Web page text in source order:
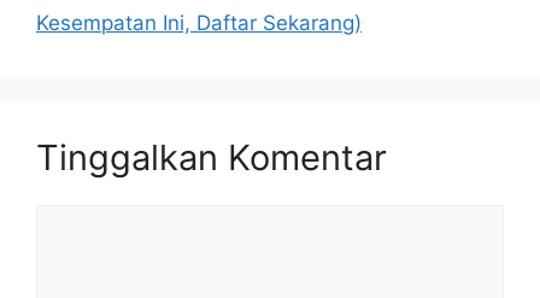
Kesempatan Ini, Daftar Sekarang)
Tinggalkan Komentar